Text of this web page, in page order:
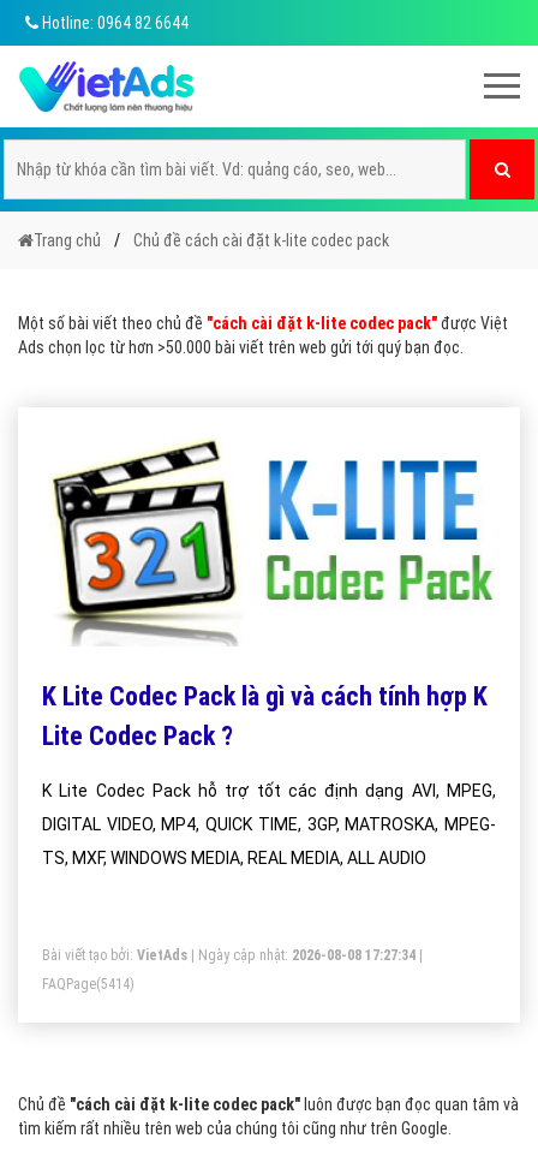
Hotline: 0964 82 6644
Trang chủ Chủ đề cách cài đặt k-lite codec pack
Một số bài viết theo chủ đề "cách cài đặt k-lite codec pack"được Việt
Ads chọn lọc từ hơn >50.000 bài viết trên web gửi tới quý bạn đọc.
K Lite Codec Pack là gì và cách tính hợp K
Lite Codec Pack ?
K Lite Codec Pack hỗ trợ tốt các định dạng AVI, MPEG,
DIGITAL VIDEO, MP4, QUICK TIME, 3GP, MATROSKA, MPEG-
TS, MXF, WINDOWS MEDIA, REAL MEDIA, ALL AUDIO
Bài viết tạo bởi: VietAds | Ngày cập nhật: 2026-08-08 17:27:34
FAQPage(5414)
Chủ đề "cách cài đặt k-lite codec pack" luôn được bạn đọc quan tâm và
tìm kiếm rất nhiều trên web của chúng tôi cũng như trên Google.